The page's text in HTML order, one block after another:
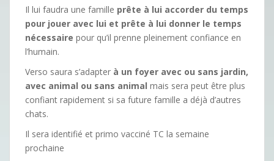
Il lui faudra une famille prête à lui accorder du temps
pour jouer avec lui et prête à lui donner le temps
nécessaire pour qu’il prenne pleinement confiance en
l’humain.
Verso saura s’adapter à un foyer avec ou sans jardin,
avec animal ou sans animal mais sera peut être plus
confiant rapidement si sa future famille a déjà d’autres
chats.
Il sera identifié et primo vacciné TC la semaine
prochaine